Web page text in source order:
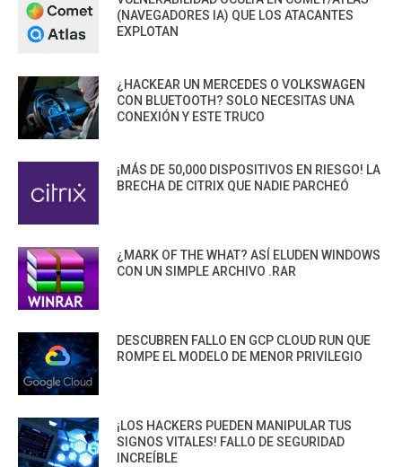
(NAVEGADORES IA) QUE LOS ATACANTES
EXPLOTAN
¿HACKEAR UN MERCEDES O VOLKSWAGEN
CON BLUETOOTH? SOLO NECESITAS UNA
CONEXIÓN Y ESTE TRUCO
¡MÁS DE 50,000 DISPOSITIVOS EN RIESGO! LA
BRECHA DE CITRIX QUE NADIE PARCHEÓ
¿MARK OF THE WHAT? ASÍ ELUDEN WINDOWS
CON UN SIMPLE ARCHIVO .RAR
DESCUBREN FALLO EN GCP CLOUD RUN QUE
ROMPE EL MODELO DE MENOR PRIVILEGIO
¡LOS HACKERS PUEDEN MANIPULAR TUS
SIGNOS VITALES! FALLO DE SEGURIDAD
INCREÍBLE